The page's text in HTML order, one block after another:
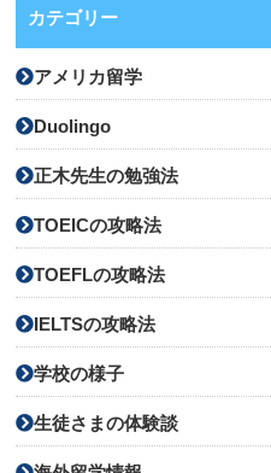
カテゴリー
アメリカ留学
Duolingo
正木先生の勉強法
TOEICの攻略法
TOEFLの攻略法
IELTSの攻略法
学校の様子
生徒さまの体験談